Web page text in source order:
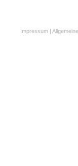
Impressum |